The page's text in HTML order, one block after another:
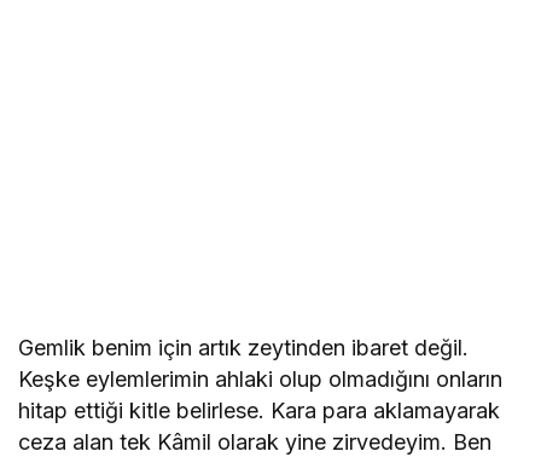
Gemlik benim için artık zeytinden ibaret değil.
Keşke eylemlerimin ahlaki olup olmadığını onların
hitap ettiği kitle belirlese. Kara para aklamayarak
ceza alan tek Kâmil olarak yine zirvedeyim. Ben